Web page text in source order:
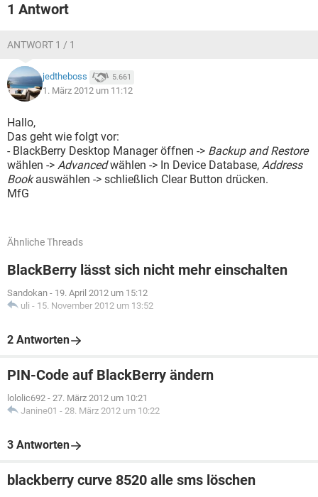
1 Antwort
ANTWORT 1 / 1
jedtheboss 5.661
1. März 2012 um 11:12
Hallo,
Das geht wie folgt vor:
- BlackBerry Desktop Manager öffnen -> Backup and Restore
wählen -> Advancedwählen -> In Device Database, Address
Bookauswählen -> schließlich Clear Button drücken.
MfG
Ähnliche Threads
BlackBerry lässt sich nicht mehr einschalten
Sandokan - 19. April 2012 um 15:12
uli - 15. November 2012 um 13:52
2 Antworten
PIN-Code auf BlackBerry ändern
lololic692 - 27. März 2012 um 10:21
Janine01 - 28. März 2012 um 10:22
3 Antworten
blackberry curve 8520 alle sms löschen